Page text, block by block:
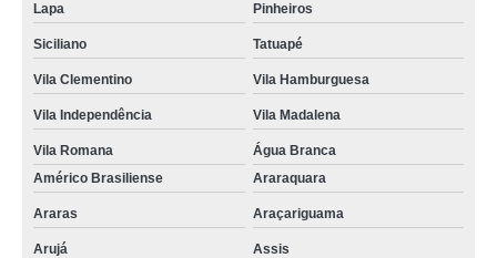
Lapa Pinheiros
Siciliano Tatuapé
Vila Clementino Vila Hamburguesa
Vila Independência Vila Madalena
Vila Romana
Água Branca
Américo Brasiliense
Araraquara
Araras Araçariguama
Arujá Assis